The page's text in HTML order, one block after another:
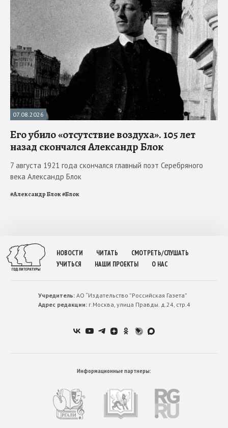
07.08.2026
Его убило «отсутствие воздуха». 105 лет
назад скончался Александр Блок
7 августа 1921 года скончался главный поэт Серебряного
века Александр Блок
#Александр Блок#Блок
НОВОСТИ ЧИТАТЬ
СМОТРЕТЬ/СЛУШАТЬ
УЧИТЬСЯ
НАШИ ПРОЕКТЫ О НАС
Учредитель:АО “Издательство ”Российская Газета”
Адрес редакции:г.Москва, улица Правды. д.24, стр.4
Информационные партнеры: